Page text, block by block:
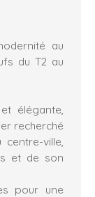
au
du T2 au
élégante,
recherché
ville,
et de son
pour une